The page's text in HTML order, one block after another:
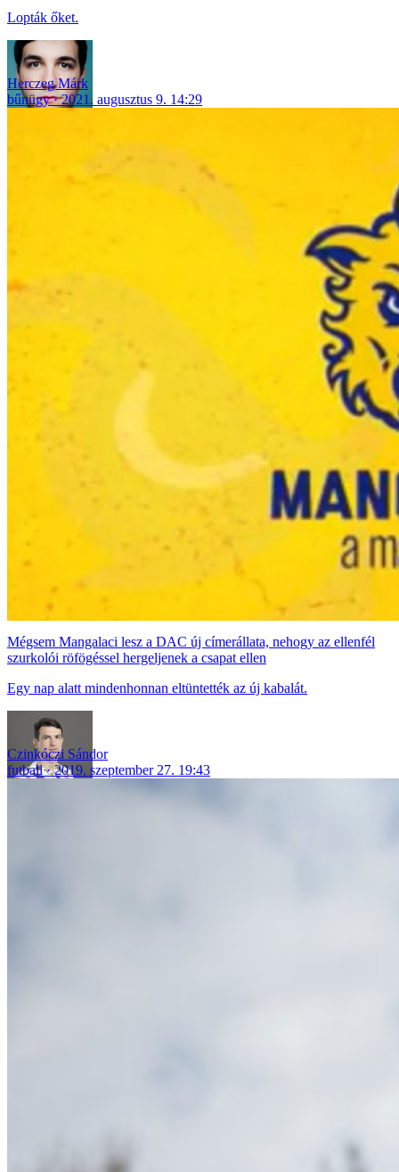
Lopták őket.
Herczeg Márk
bűnügy
2021. augusztus 9. 14:29
Mégsem Mangalaci lesz a DAC új címerállata, nehogy az ellenfél
szurkolói röfögéssel hergeljenek a csapat ellen
Egy nap alatt mindenhonnan eltüntették az új kabalát.
Czinkóczi Sándor
futball
2019. szeptember 27. 19:43